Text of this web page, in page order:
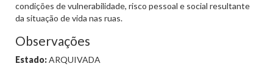
condições de vulnerabilidade, risco pessoal e social resultante
da situação de vida nas ruas.
Observações
Estado:ARQUIVADA